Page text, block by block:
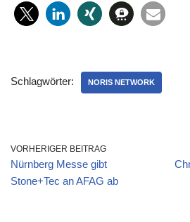
Schlagwörter: NORIS NETWORK
VORHERIGER BEITRAG
Nürnberg Messe gibt
Stone+Tec an AFAG ab